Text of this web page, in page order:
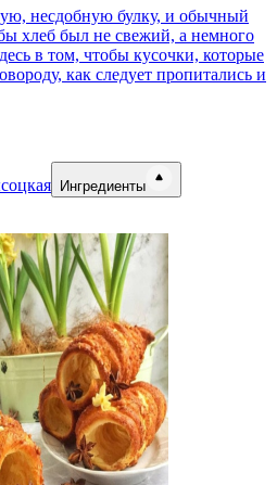
несдобную булку, и обычный
хлеб был не свежий, а немного
в том, чтобы кусочки, которые
как следует пропитались и
Ингредиенты